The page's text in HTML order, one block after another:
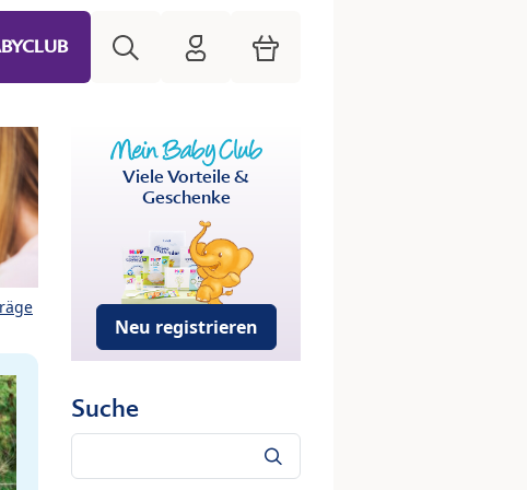
HiPP Mein Babyclub
Warenkorb
Viele Vorteile &
Geschenke
Neu registrieren
Suche